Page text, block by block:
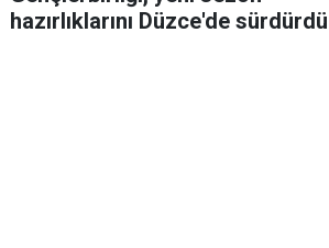
hazırlıklarını Düzce'de sürdürdü